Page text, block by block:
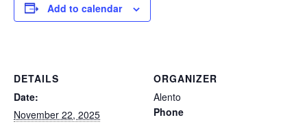
Add to calendar
DETAILS
Date:
November 22, 2025
ORGANIZER
Alento
Phone